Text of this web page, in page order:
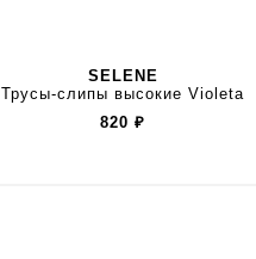
SELENE
Трусы-слипы высокие Violeta
820 ₽